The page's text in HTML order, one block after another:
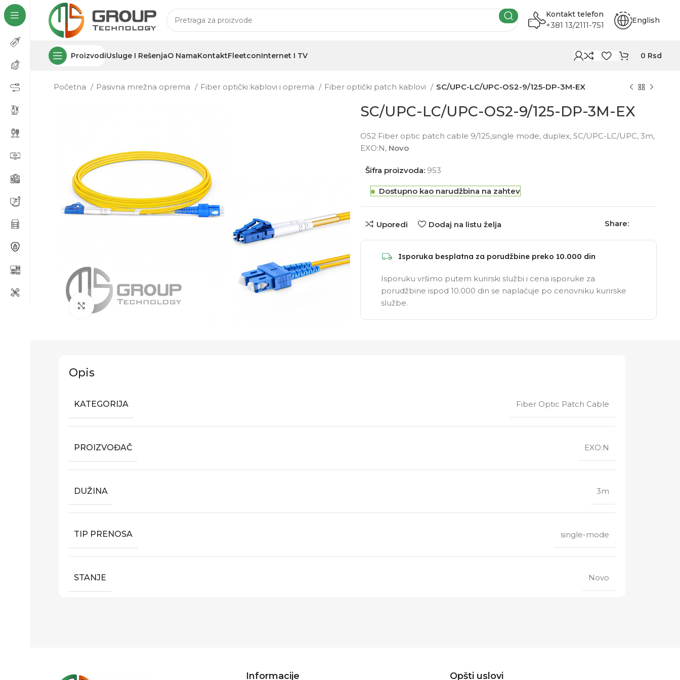
Kontakt telefon
+381 13/2111-751 English
ProizvodiUsluge I RešenjaO NamaKontaktFleetconInternet I TV 0 Rsd
Početna Pasivna mrežna oprema Fiber optički kablovi i oprema Fiber optički patch kablovi SC/UPC-LC/UPC-OS2-9/125-DP-3M-EX
Click to enlarge
SC/UPC-LC/UPC-OS2-9/125-DP-3M-EX
OS2 Fiber optic patch cable 9/125,single mode, duplex, SC/UPC-LC/UPC, 3m,
EXO:N, Novo
Šifra proizvoda: 953
Dostupno kao narudžbina na zahtev
Uporedi Dodaj na listu želja Share:
Isporuka besplatna za porudžbine preko 10.000 din
Isporuku vršimo putem kurirski službi i cena isporuke za
porudžbine ispod 10.000 din se naplaćuje po cenovniku kurirske
službe.
Opis
KATEGORIJA Fiber Optic Patch Cable
PROIZVOĐAČ EXO:N
DUŽINA 3m
TIP PRENOSA single-mode
STANJE Novo
Informacije Opšti uslovi